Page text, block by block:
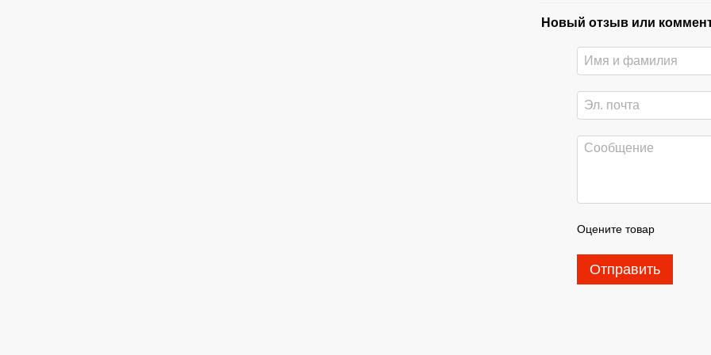
Новый отзыв или
Оцените товар
Отправить